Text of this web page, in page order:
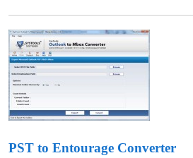
PST to Entourage Converter